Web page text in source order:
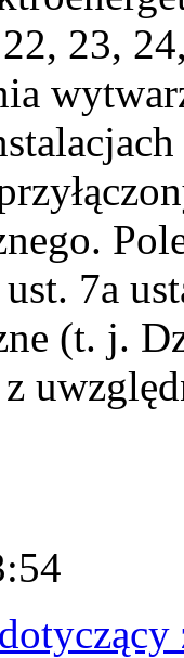
23,
7a
(t. j.